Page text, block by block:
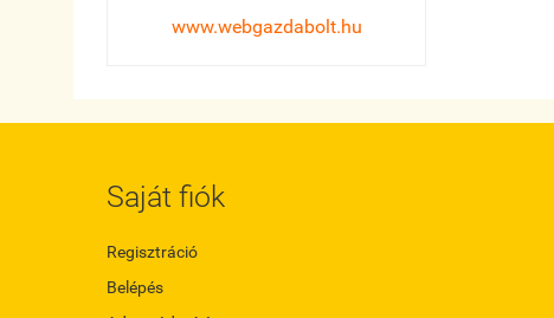
www.webgazdabolt.hu
Saját fiók
Regisztráció
Belépés